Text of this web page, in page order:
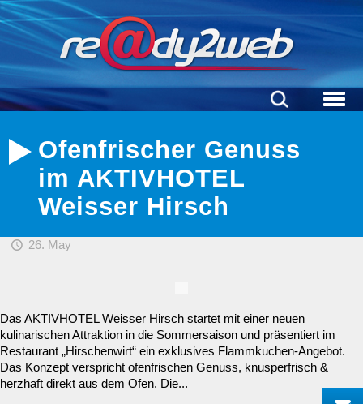
Ofenfrischer Genuss
im AKTIVHOTEL
Weisser Hirsch
26. May
Das AKTIVHOTEL Weisser Hirsch startet mit einer neuen
kulinarischen Attraktion in die Sommersaison und präsentiert im
Restaurant „Hirschenwirt“ ein exklusives Flammkuchen-Angebot.
Das Konzept verspricht ofenfrischen Genuss, knusperfrisch &
herzhaft direkt aus dem Ofen. Die...